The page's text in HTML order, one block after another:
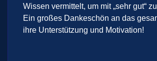
Wissen vermittelt, um mit „sehr gut“
Ein großes Dankeschön an das
ihre Unterstützung und Motivation!